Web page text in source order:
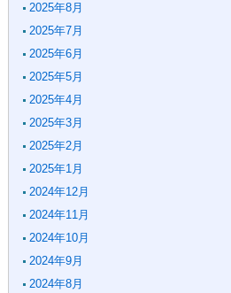
2025年8月
2025年7月
2025年6月
2025年5月
2025年4月
2025年3月
2025年2月
2025年1月
2024年12月
2024年11月
2024年10月
2024年9月
2024年8月